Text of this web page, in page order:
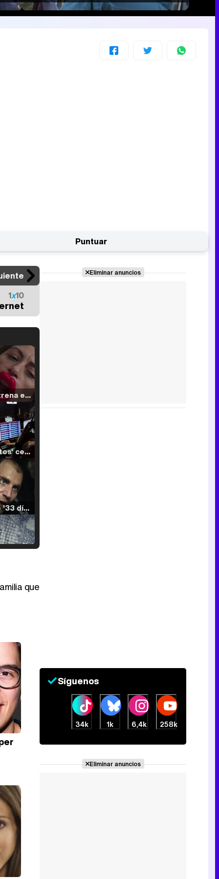
Puntuar
1x10
Filmin estrena el tráiler de 'Millennial Mal', su nueva comedia universitaria de la mano de Lorena Iglesias
'120 Minutos' celebra sus 2.000 programas en Telemadrid con un vídeo del día a día en la redacción
Tráiler de '33 días', la nueva serie de Atresplayer con Julián Villagrán y José Manuel Poga
que
Eliminar anuncios
Síguenos
34k 1k 6,4k 258k
Eliminar anuncios